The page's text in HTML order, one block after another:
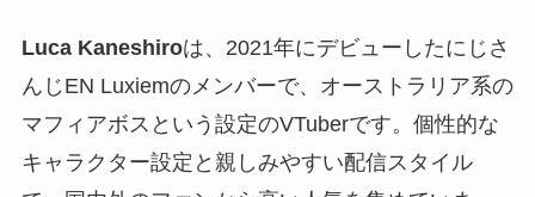
Luca Kaneshiroは、2021年にデビューしたにじさ
んじEN Luxiemのメンバーで、オーストラリア系の
マフィアボスという設定のVTuberです。個性的な
キャラクター設定と親しみやすい配信スタイル